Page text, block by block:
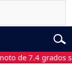
7.4 grados